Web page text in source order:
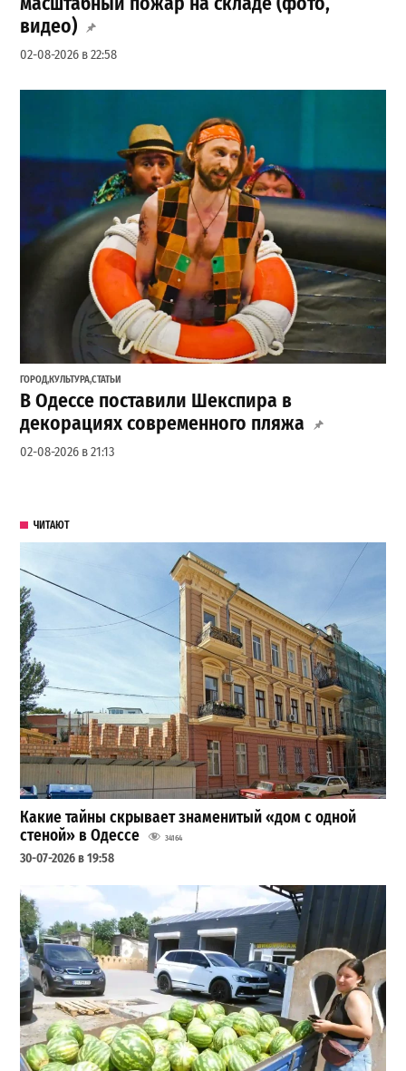
видео)
02-08-2026 в 22:58
ГОРОД,КУЛЬТУРА,СТАТЬИ
В Одессе поставили Шекспира в
декорациях современного пляжа
02-08-2026 в 21:13
ЧИТАЮТ
Какие тайны скрывает знаменитый «дом с одной
стеной» в Одессе
34164
30-07-2026 в 19:58